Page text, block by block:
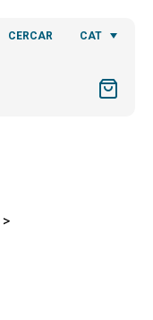
CERCAR CAT
>